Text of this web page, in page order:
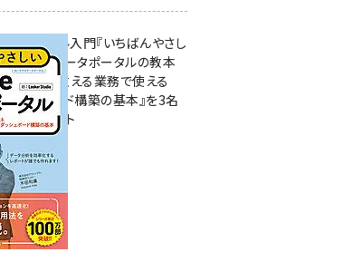
料BIツール入門『いちばんやさし
Googleデータポータルの教本
気講師が教える業務で使える
ッシュボード構築の基本』を3名
にプレゼント
31日 10:00